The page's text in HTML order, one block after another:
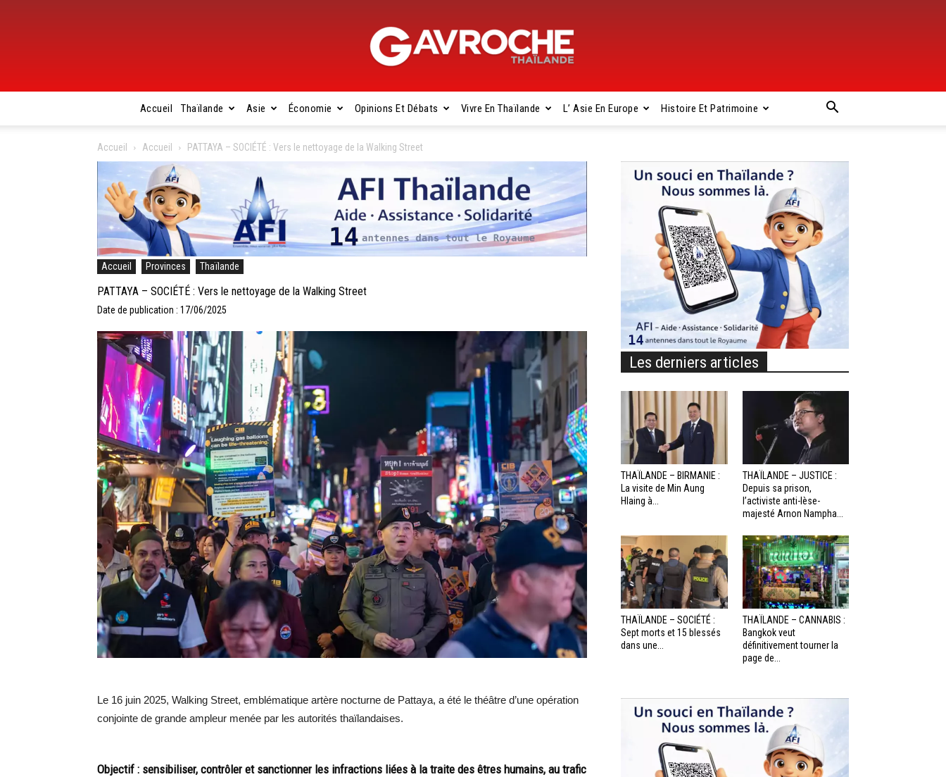
Gavroche
Thaïlande
Accueil Thaïlande Asie Économie Opinions Et Débats Vivre En Thaïlande L’ Asie En Europe Histoire Et Patrimoine
Accueil Accueil PATTAYA – SOCIÉTÉ : Vers le nettoyage de la Walking Street
Accueil Provinces Thaïlande
PATTAYA – SOCIÉTÉ : Vers le nettoyage de la Walking Street
Date de publication : 17/06/2025
Le 16 juin 2025, Walking Street, emblématique artère nocturne de Pattaya, a été le théâtre d’une opération
conjointe de grande ampleur menée par les autorités thaïlandaises.
Objectif : sensibiliser, contrôler et sanctionner les infractions liées à la traite des êtres humains, au trafic
Les derniers articles
THAÏLANDE – BIRMANIE :
La visite de Min Aung
Hlaing à...
THAÏLANDE – JUSTICE :
Depuis sa prison,
l’activiste anti-lèse-
majesté Arnon Nampha...
THAÏLANDE – SOCIÉTÉ :
Sept morts et 15 blessés
dans une...
THAÏLANDE – CANNABIS :
Bangkok veut
définitivement tourner la
page de...